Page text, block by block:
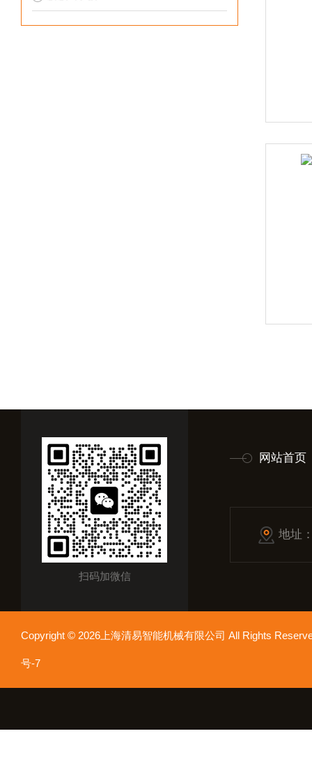
扫码加微信
网站首页
地址
Copyright © 2026上海清易智能机械有限公司 All Rights
号-7